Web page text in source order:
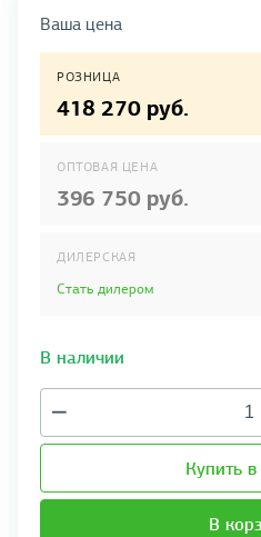
Ваша цена
РОЗНИЦА
418 270 руб.
ОПТОВАЯ ЦЕНА
396 750 руб.
ДИЛЕРСКАЯ
Стать дилером
В наличии
Купить
В